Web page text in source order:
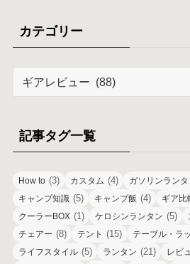
ブ
カテゴリー
リ
ー
記事タグ一覧
How to (3) カスタム (4) ガソリンランタ
キャンプ知識 (5) キャンプ飯 (4) ギア比
クーラーBOX (1) ケロシンランタン (5)
チェアー (8) テント (15) テーブル・ラ
ライフスタイル (5) ランタン (21) レビ